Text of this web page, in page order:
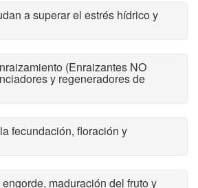
a superar el estrés hídrico y
(Enraizantes NO
y regeneradores de
fecundación, floración y
maduración del fruto y